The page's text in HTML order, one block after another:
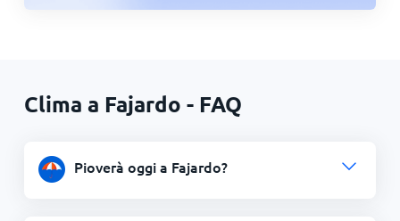
Clima a Fajardo - FAQ
Pioverà oggi a Fajardo?